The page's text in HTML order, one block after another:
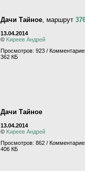
Дачи Тайное , маршрут
13.04.2014
© Kиpeeв Aндpeй
Просмотров: 923 /
362 КБ
Дачи Тайное
13.04.2014
© Kиpeeв Aндpeй
Просмотров: 862 /
406 КБ